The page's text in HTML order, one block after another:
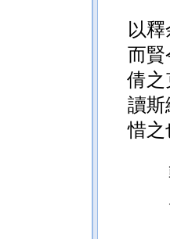
以
而賢
倩之
讀斯
惜之